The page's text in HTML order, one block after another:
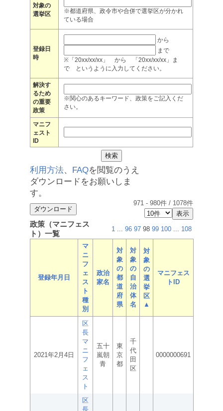
対象の
選挙区
※都道府県、政令市や合併で選挙区が分かれ
ている場合
登録日
時
から
まで
※「20xx/xx/xx」 から 「20xx/xx/xx」ま
で というように入力してください。
解決す
るため
の重要
政策
※関心のあるキーワード、政策をご記入くだ
さい。
マニフ
ェスト
ID
利用方法、 FAQを閲覧のうえ
ダウンロードをお願いしま
す。
971 - 980件 / 1078件
政策（マニフェス
ト）一覧
1 ... 96 97 98 99 100 ... 108
登録年月日
マ
ニ
フ
ェ
ス
ト
種
別
政治
家名
対
象
の
都
道
府
県
対
象
の
自
治
体
名
対
象
の
選
挙
区
▲
マニフェス
トID
2021年2月4日
区
長
マ
ニ
フ
ェ
ス
ト
五十
嵐朝
青
東
京
都
千
代
田
区
0000000691
区
長